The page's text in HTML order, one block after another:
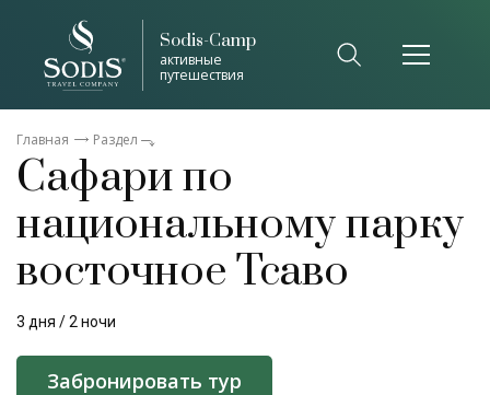
Sodis-Camp
активные
путешествия
Главная Раздел
Сафари по
национальному парку
восточное Тсаво
3 дня / 2 ночи
Забронировать тур